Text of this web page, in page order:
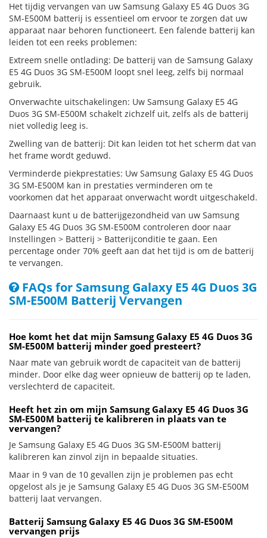
Het tijdig vervangen van uw Samsung Galaxy E5 4G Duos 3G
SM-E500M batterij is essentieel om ervoor te zorgen dat uw
apparaat naar behoren functioneert. Een falende batterij kan
leiden tot een reeks problemen:
Extreem snelle ontlading: De batterij van de Samsung Galaxy
E5 4G Duos 3G SM-E500M loopt snel leeg, zelfs bij normaal
gebruik.
Onverwachte uitschakelingen: Uw Samsung Galaxy E5 4G
Duos 3G SM-E500M schakelt zichzelf uit, zelfs als de batterij
niet volledig leeg is.
Zwelling van de batterij: Dit kan leiden tot het scherm dat van
het frame wordt geduwd.
Verminderde piekprestaties: Uw Samsung Galaxy E5 4G Duos
3G SM-E500M kan in prestaties verminderen om te
voorkomen dat het apparaat onverwacht wordt uitgeschakeld.
Daarnaast kunt u de batterijgezondheid van uw Samsung
Galaxy E5 4G Duos 3G SM-E500M controleren door naar
Instellingen > Batterij > Batterijconditie te gaan. Een
percentage onder 70% geeft aan dat het tijd is om de batterij
te vervangen.
FAQs for Samsung Galaxy E5 4G Duos 3G
SM-E500M Batterij Vervangen
Hoe komt het dat mijn Samsung Galaxy E5 4G Duos 3G
SM-E500M batterij minder goed presteert?
Naar mate van gebruik wordt de capaciteit van de batterij
minder. Door elke dag weer opnieuw de batterij op te laden,
verslechterd de capaciteit.
Heeft het zin om mijn Samsung Galaxy E5 4G Duos 3G
SM-E500M batterij te kalibreren in plaats van te
vervangen?
Je Samsung Galaxy E5 4G Duos 3G SM-E500M batterij
kalibreren kan zinvol zijn in bepaalde situaties.
Maar in 9 van de 10 gevallen zijn je problemen pas echt
opgelost als je je Samsung Galaxy E5 4G Duos 3G SM-E500M
batterij laat vervangen.
Batterij Samsung Galaxy E5 4G Duos 3G SM-E500M
vervangen prijs